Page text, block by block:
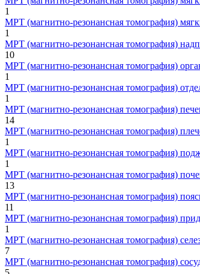
1
МРТ (магнитно-резонансная томография)
1
МРТ (магнитно-резонансная томография)
10
МРТ (магнитно-резонансная томография)
1
МРТ (магнитно-резонансная томография)
1
МРТ (магнитно-резонансная томография)
14
МРТ (магнитно-резонансная томография)
1
МРТ (магнитно-резонансная томография)
1
МРТ (магнитно-резонансная томография)
13
МРТ (магнитно-резонансная томография)
11
МРТ (магнитно-резонансная томография)
1
МРТ (магнитно-резонансная томография)
7
МРТ (магнитно-резонансная томография)